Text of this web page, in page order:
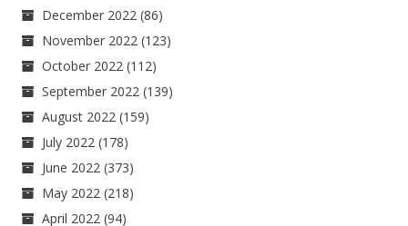
December 2022 (86)
November 2022 (123)
October 2022 (112)
September 2022 (139)
August 2022 (159)
July 2022 (178)
June 2022 (373)
May 2022 (218)
April 2022 (94)